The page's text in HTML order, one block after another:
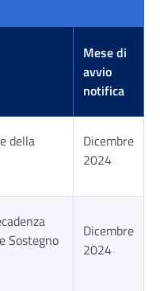
Mese di
avvio
notifica
della
Dicembre
2024
Sostegno
Dicembre
2024